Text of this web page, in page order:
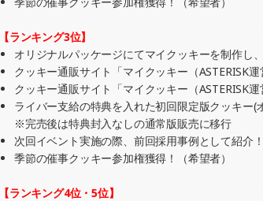
2025/08/17
SHOWROOMでの開催イベント結果（缶バッジ制作・
»もっと見る
2025/08/10
SHOWROOMでの開催イベント結果（ポストカード
»もっと見る
2025/08/10
»もっと見る
【ランキング3位】
オリジナルパッケージにてマイクッキーを制作し
クッキー通販サイト「マイクッキー（ASTERISK
クッキー通販サイト「マイクッキー（ASTERISK
ライバー支給の特典を入れた初回限定版クッキー(
※完売後は特典封入なしの通常版販売に移行
次回イベント実施の際、前回採用事例として紹介！
季節の催事クッキー参加権獲得！（希望者）
【ランキング4位・5位】